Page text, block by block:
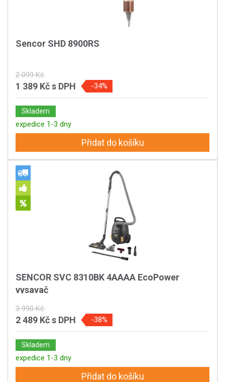
Sencor SHD 8900RS
2 099 Kč
1 389 Kčs DPH -34%
Skladem
expedice 1-3 dny
Přidat do košíku
SENCOR SVC 8310BK 4AAAA EcoPower
vysavač
3 990 Kč
2 489 Kčs DPH -38%
Skladem
expedice 1-3 dny
Přidat do košíku